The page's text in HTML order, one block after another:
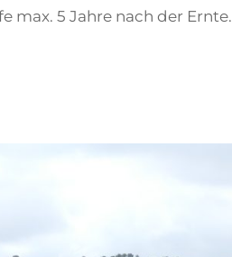
max. 5 Jahre nach der Ernte.